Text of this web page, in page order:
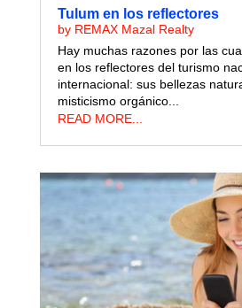
Tulum en los reflectores
by REMAX Mazal Realty
Hay muchas razones por las
en los reflectores del turismo
internacional: sus bellezas
misticismo orgánico...
READ MORE...